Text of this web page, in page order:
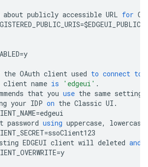
about publicly accessible URL for
=$
=y
the OAuth client used to connect to
client name is 'edgeui' .
that you use the same settings
your IDP on the Classic UI .
=edgeui
password using uppercase, lowercase
=ssoClient123
EDGEUI client will deleted and
=y